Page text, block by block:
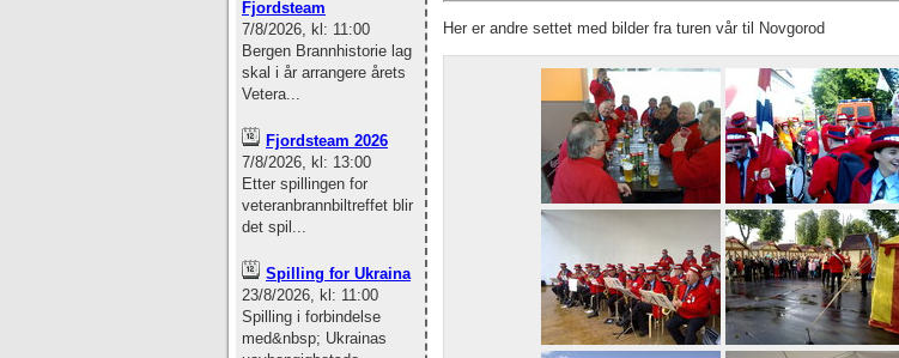
Her er andre settet med bilder fra turen vår til Novgorod
Fjordsteam
7/8/2026, kl: 11:00
Bergen Brannhistorie lag
skal i år arrangere årets
Vetera...
Fjordsteam 2026
7/8/2026, kl: 13:00
Etter spillingen for
veteranbrannbiltreffet blir
det spil...
Spilling for Ukraina
23/8/2026, kl: 11:00
Spilling i forbindelse
med&nbsp; Ukrainas